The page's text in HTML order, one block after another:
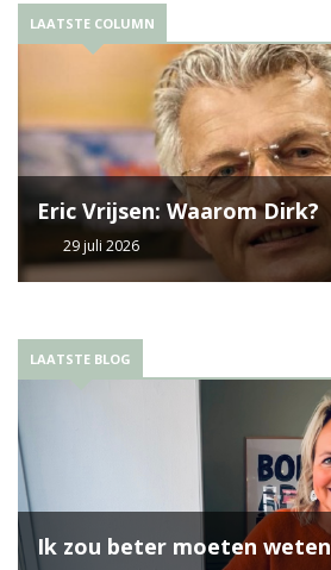
LAATSTE COLUMN
Eric Vrijsen: Waarom Dirk?
29 juli 2026
LAATSTE BLOG
Ik zou beter moeten weten